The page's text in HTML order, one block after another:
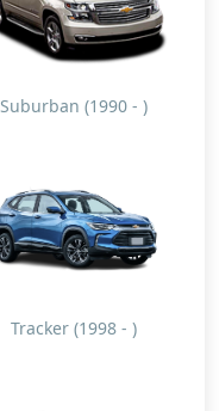
Suburban (1990 - )
Tracker (1998 - )